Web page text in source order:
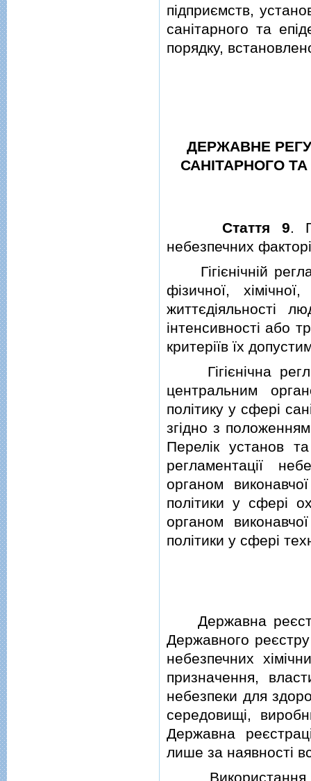
пiдприємств,
санiтарного та
порядку,
ДЕРЖАВНЕ
САНIТАРНОГО
Стаття 9.
небезпечних
Гiгiєнiчнiй
фiзичної,
життєдiяльностi
iнтенсивностi або
критерiїв їх
Гiгiєнiчна
центральним
полiтику у сферi
згiдно з
Перелiк установ
регламентацiї
органом
полiтики у сферi
органом
полiтики у сферi
Державна
Державного
небезпечних
призначення,
небезпеки для
середовищi,
Державна
лише за наявностi
Використання в